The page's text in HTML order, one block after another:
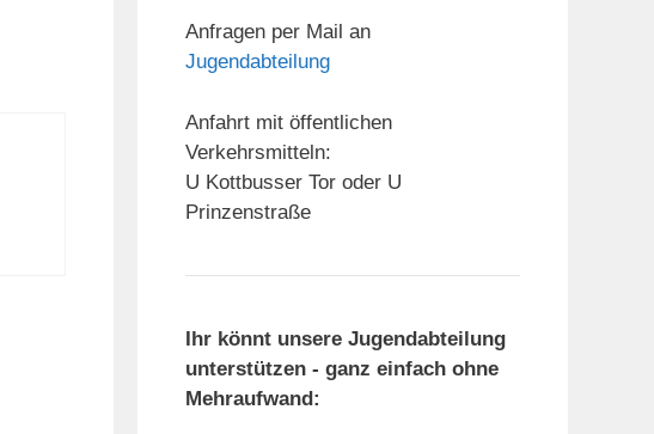
Anfragen per Mail an
Jugendabteilung
Anfahrt mit öffentlichen
Verkehrsmitteln:
U Kottbusser Tor oder U
Prinzenstraße
Ihr könnt unsere Jugendabteilung
unterstützen - ganz einfach ohne
Mehraufwand: